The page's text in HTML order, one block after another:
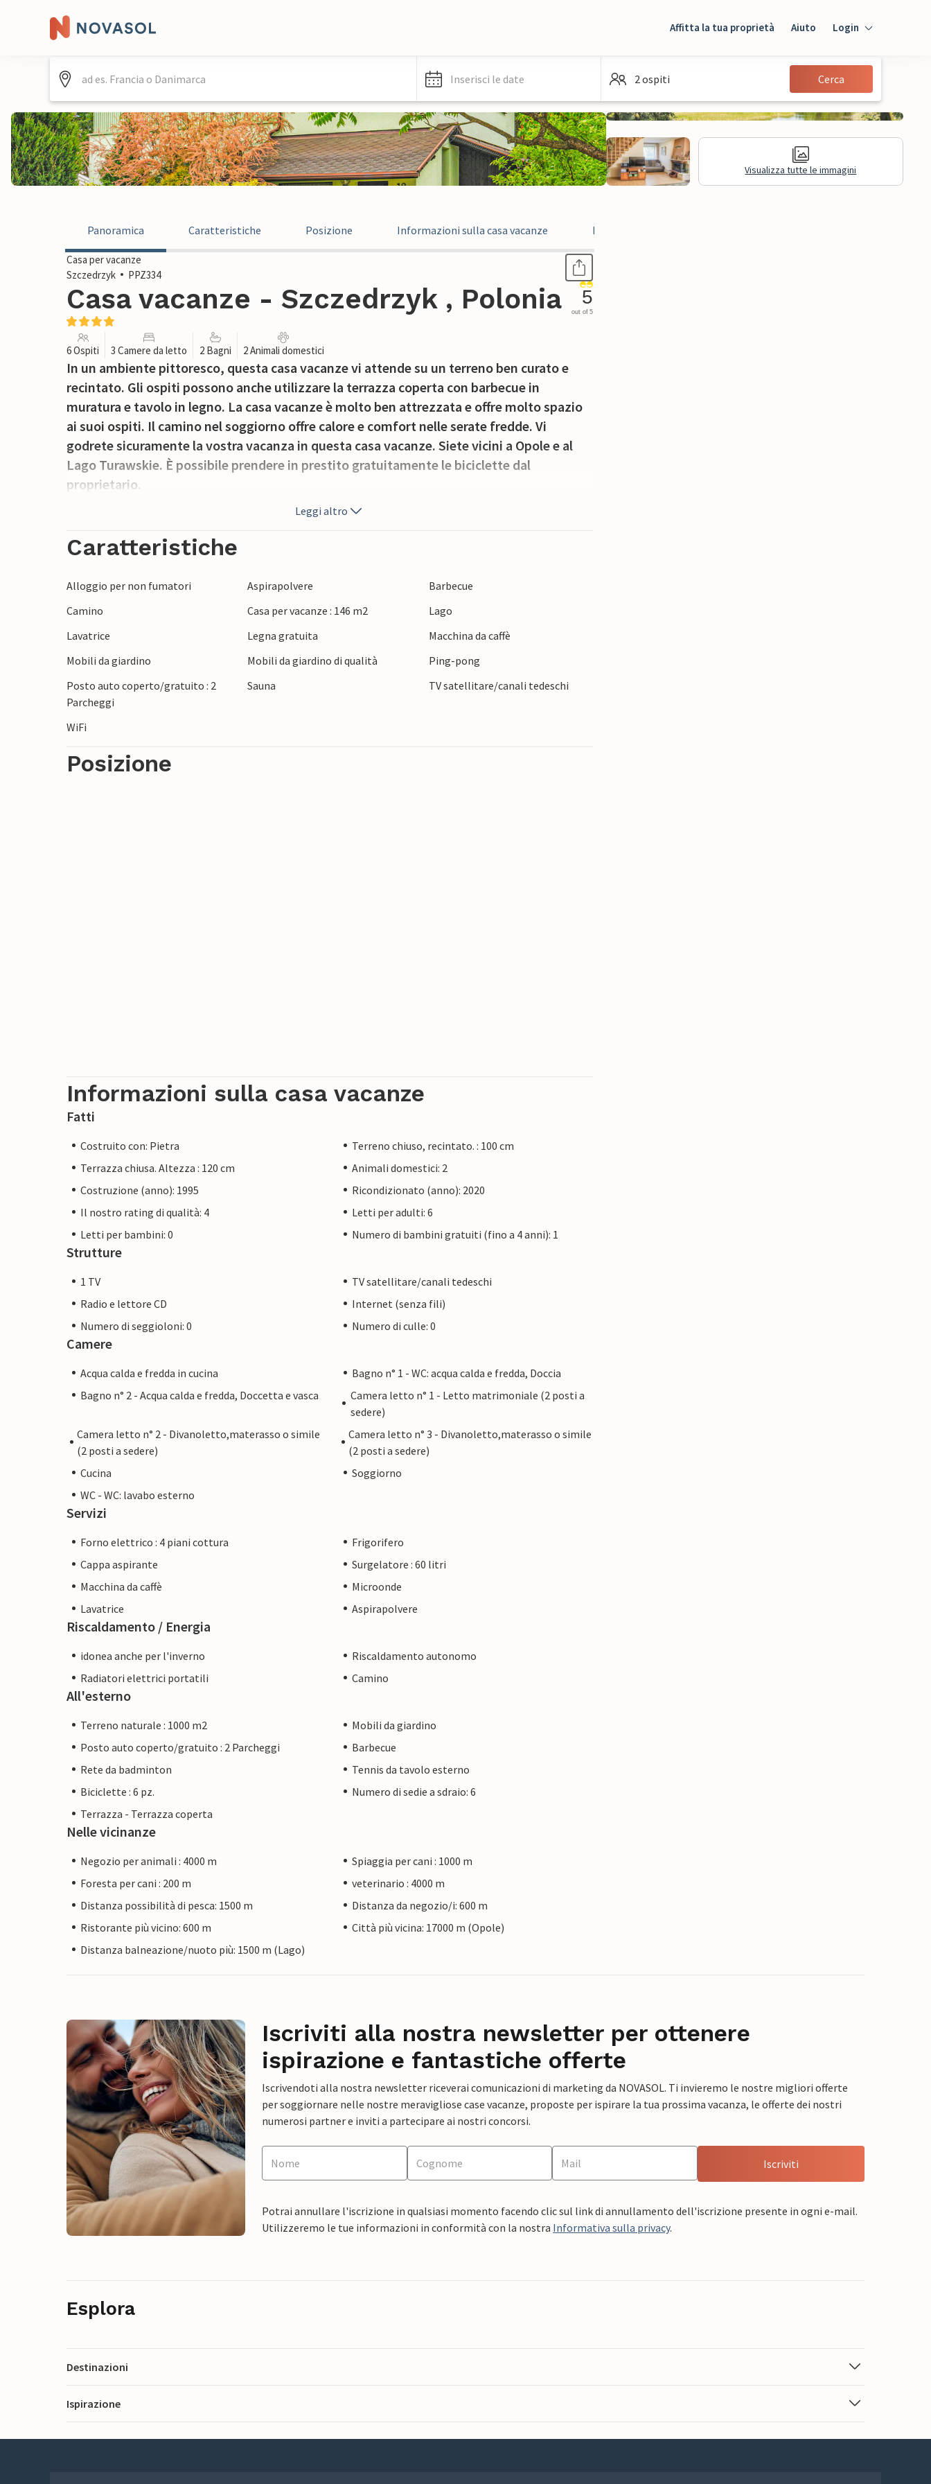
Affitta la tua proprietà Aiuto Login
Ospiti
Inserisci le date 2 ospiti Cerca
Visualizza tutte le immagini
Panoramica Caratteristiche Posizione Informazioni sulla casa vacanze Recensioni
Casa per vacanze
Szczedrzyk
PPZ334
Casa vacanze - Szczedrzyk , Polonia 5
out of 5
6 Ospiti 3 Camere da letto 2 Bagni 2 Animali domestici
In un ambiente pittoresco, questa casa vacanze vi attende su un terreno ben curato e
recintato. Gli ospiti possono anche utilizzare la terrazza coperta con barbecue in
muratura e tavolo in legno. La casa vacanze è molto ben attrezzata e offre molto spazio
ai suoi ospiti. Il camino nel soggiorno offre calore e comfort nelle serate fredde. Vi
godrete sicuramente la vostra vacanza in questa casa vacanze. Siete vicini a Opole e al
Lago Turawskie. È possibile prendere in prestito gratuitamente le biciclette dal
proprietario.
Leggi altro
Caratteristiche
Alloggio per non fumatori Aspirapolvere
Barbecue
Camino
Casa per vacanze : 146 m2
Lago
Lavatrice
Legna gratuita
Macchina da caffè
Mobili da giardino
Mobili da giardino di qualità
Ping-pong
Posto auto coperto/gratuito : 2
Parcheggi
Sauna TV satellitare/canali tedeschi
WiFi
Posizione
Informazioni sulla casa vacanze
Fatti
Costruito con: Pietra
Terreno chiuso, recintato. : 100 cm
Terrazza chiusa. Altezza : 120 cm
Animali domestici: 2
Costruzione (anno): 1995
Ricondizionato (anno): 2020
Il nostro rating di qualità: 4
Letti per adulti: 6
Letti per bambini: 0
Numero di bambini gratuiti (fino a 4 anni): 1
Strutture
1 TV
TV satellitare/canali tedeschi
Radio e lettore CD
Internet (senza fili)
Numero di seggioloni: 0
Numero di culle: 0
Camere
Acqua calda e fredda in cucina
Bagno n° 1 - WC: acqua calda e fredda, Doccia
Bagno n° 2 - Acqua calda e fredda, Doccetta e vasca
Camera letto n° 1 - Letto matrimoniale (2 posti a
sedere)
Camera letto n° 2 - Divanoletto,materasso o simile
(2 posti a sedere)
Camera letto n° 3 - Divanoletto,materasso o simile
(2 posti a sedere)
Cucina
Soggiorno
WC - WC: lavabo esterno
Servizi
Forno elettrico : 4 piani cottura
Frigorifero
Cappa aspirante
Surgelatore : 60 litri
Macchina da caffè
Microonde
Lavatrice
Aspirapolvere
Riscaldamento / Energia
idonea anche per l'inverno
Riscaldamento autonomo
Radiatori elettrici portatili
Camino
All'esterno
Terreno naturale : 1000 m2
Mobili da giardino
Posto auto coperto/gratuito : 2 Parcheggi
Barbecue
Rete da badminton
Tennis da tavolo esterno
Biciclette : 6 pz.
Numero di sedie a sdraio: 6
Terrazza - Terrazza coperta
Nelle vicinanze
Negozio per animali : 4000 m
Spiaggia per cani : 1000 m
Foresta per cani : 200 m
veterinario : 4000 m
Distanza possibilità di pesca: 1500 m
Distanza da negozio/i: 600 m
Ristorante più vicino: 600 m
Città più vicina: 17000 m (Opole)
Distanza balneazione/nuoto più: 1500 m (Lago)
Iscriviti alla nostra newsletter per ottenere
ispirazione e fantastiche offerte
Iscrivendoti alla nostra newsletter riceverai comunicazioni di marketing da NOVASOL. Ti invieremo le nostre migliori offerte
per soggiornare nelle nostre meravigliose case vacanze, proposte per ispirare la tua prossima vacanza, le offerte dei nostri
numerosi partner e inviti a partecipare ai nostri concorsi.
Iscriviti
Potrai annullare l'iscrizione in qualsiasi momento facendo clic sul link di annullamento dell'iscrizione presente in ogni e-mail.
Utilizzeremo le tue informazioni in conformità con la nostra Informativa sulla privacy.
Esplora
Destinazioni
Ispirazione